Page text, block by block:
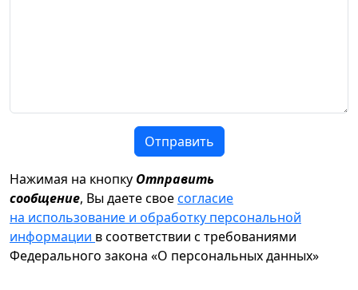
Отправить
Нажимая на кнопку Отправить
сообщение, Вы даете своесогласие
на использование и обработку персональной
информации в соответствии с требованиями
Федерального закона «О персональных данных»